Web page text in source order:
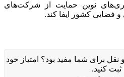
نوین حمایت از شرکت‌های
کشور ایفا کند.
برای شما مفید بود؟ امتیاز خود
کنید.